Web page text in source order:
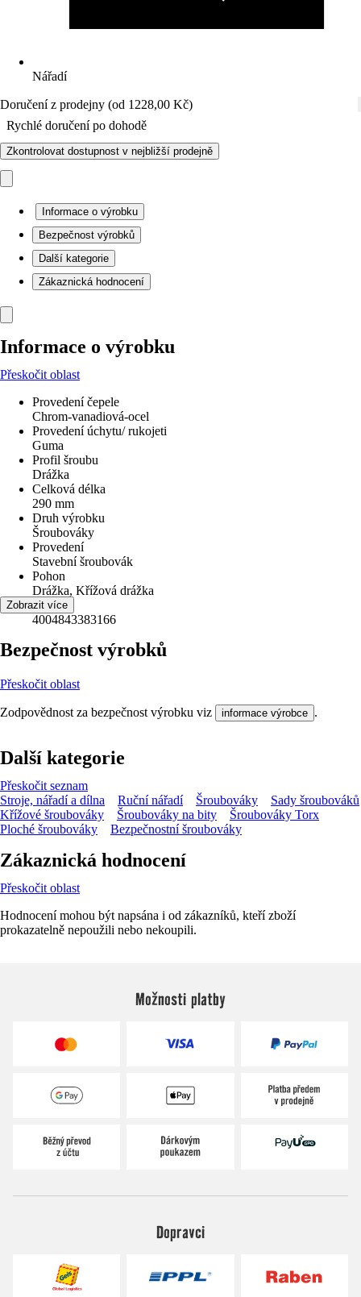
Nářadí
Doručení z prodejny (od 1228,00 Kč)
Rychlé doručení po dohodě
Zkontrolovat dostupnost v nejbližší prodejně
Informace o výrobku
Bezpečnost výrobků
Další kategorie
Zákaznická hodnocení
Informace o výrobku
Přeskočit oblast
Provedení čepele
Chrom-vanadiová-ocel
Provedení úchytu/ rukojeti
Guma
Profil šroubu
Drážka
Celková délka
290 mm
Druh výrobku
Šroubováky
Provedení
Stavební šroubovák
Pohon
Drážka, Křížová drážka
EAN
4004843383166
Zobrazit více
Bezpečnost výrobků
Přeskočit oblast
Zodpovědnost za bezpečnost výrobku viz informace výrobce .
Další kategorie
Přeskočit seznam
Stroje, nářadí a dílna
Ruční nářadí Šroubováky
Sady šroubováků
Křížové šroubováky
Šroubováky na bity
Šroubováky Torx
Ploché šroubováky
Bezpečnostní šroubováky
Zákaznická hodnocení
Přeskočit oblast
Hodnocení mohou být napsána i od zákazníků, kteří zboží
prokazatelně nepoužili nebo nekoupili.
Možnosti platby
Dopravci